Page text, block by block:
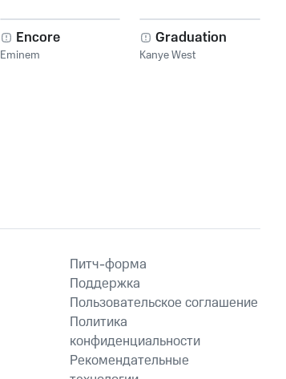
Encore
Eminem
Graduation
Kanye West
Питч-форма
Поддержка
Пользовательское соглашение
Политика
конфиденциальности
Рекомендательные